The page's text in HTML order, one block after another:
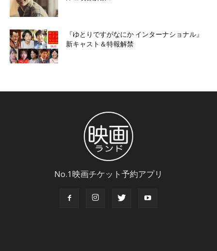
『ゆとりですがなにか インターナショナル』
新キャスト＆特報解禁
No.1映画チケット予約アプリ